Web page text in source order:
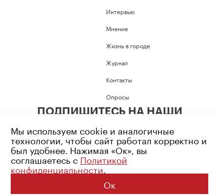
Интервью
Мнение
Жизнь в городе
Журнал
Контакты
Опросы
ПОДПИШИТЕСЬ НА НАШИ
Возрастное ограничение: 16+
Политика конфиденциальности
© 2026 Все права защищены
Мы используем cookie и аналогичные
технологии, чтобы сайт работал корректно и
был удобнее. Нажимая «Ок», вы
соглашаетесь с Политикой
конфиденциальности.
Ок